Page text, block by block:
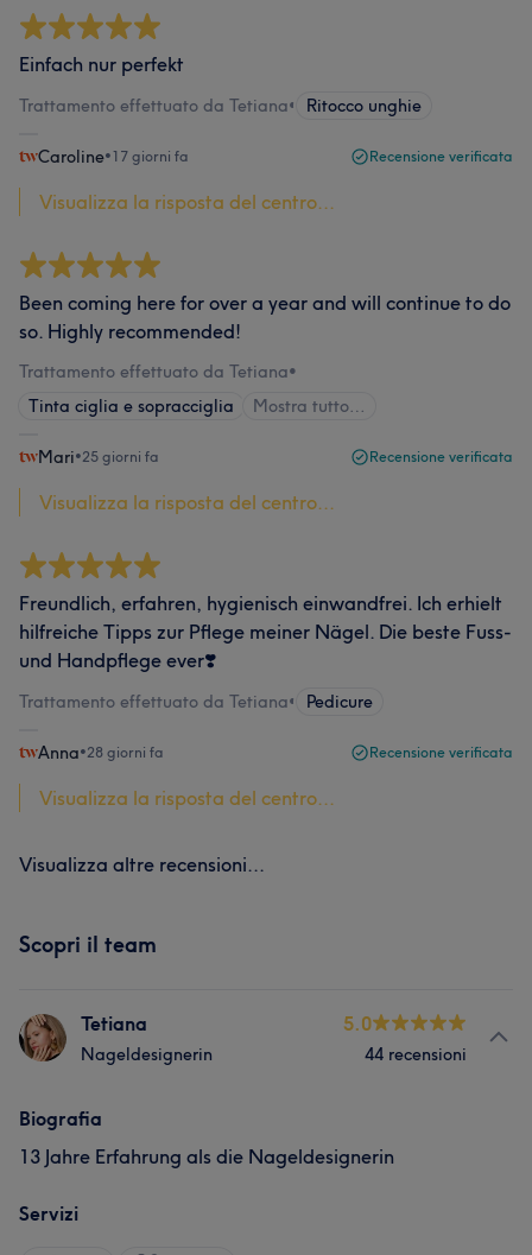
Einfach nur perfekt
Trattamento effettuato da Tetiana• Ritocco unghie
Caroline•17 giorni fa Recensione verificata
Visualizza la risposta del centro...
Been coming here for over a year and will continue to do
so. Highly recommended!
Trattamento effettuato da Tetiana•
Tinta ciglia e sopracciglia
Mostra tutto…
Mari•25 giorni fa Recensione verificata
Visualizza la risposta del centro...
Freundlich, erfahren, hygienisch einwandfrei. Ich erhielt
hilfreiche Tipps zur Pflege meiner Nägel. Die beste Fuss-
und Handpflege ever❣️
Trattamento effettuato da Tetiana• Pedicure
Anna•28 giorni fa Recensione verificata
Visualizza la risposta del centro...
Visualizza altre recensioni...
Scopri il team
Tetiana
Nageldesignerin
5.0
44 recensioni
Biografia
13 Jahre Erfahrung als die Nageldesignerin
Servizi